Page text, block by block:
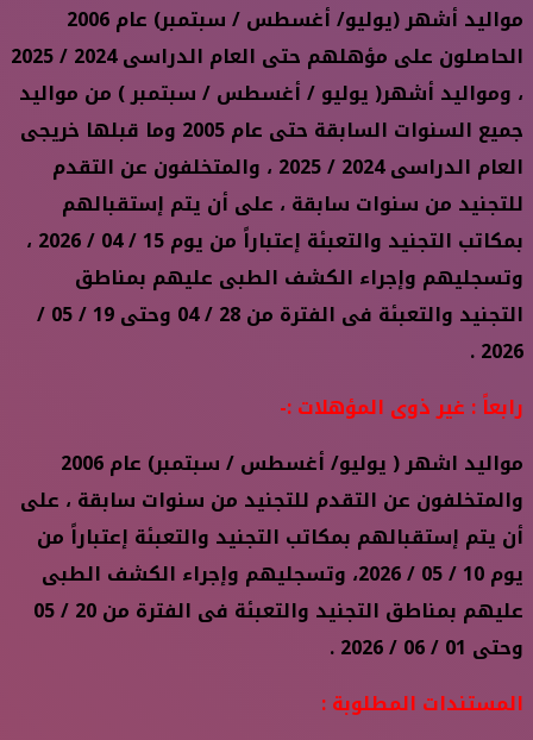
مواليد أشهر (يوليو/ أغسطس / سبتمبر) عام 2006
الحاصلون على مؤهلهم حتى العام الدراسى 2024 / 2025
، ومواليد أشهر( يوليو / أغسطس / سبتمبر ) من مواليد
جميع السنوات السابقة حتى عام 2005 وما قبلها خريجى
العام الدراسى 2024 / 2025 ، والمتخلفون عن التقدم
للتجنيد من سنوات سابقة ، على أن يتم إستقبالهم
بمكاتب التجنيد والتعبئة إعتباراً من يوم 15 / 04 / 2026 ،
وتسجليهم وإجراء الكشف الطبى عليهم بمناطق
التجنيد والتعبئة فى الفترة من 28 / 04 وحتى 19 / 05 /
2026 .
رابعاً : غير ذوى المؤهلات :-
مواليد اشهر ( يوليو/ أغسطس / سبتمبر) عام 2006
والمتخلفون عن التقدم للتجنيد من سنوات سابقة ، على
أن يتم إستقبالهم بمكاتب التجنيد والتعبئة إعتباراً من
يوم 10 / 05 / 2026، وتسجليهم وإجراء الكشف الطبى
عليهم بمناطق التجنيد والتعبئة فى الفترة من 20 / 05
وحتى 01 / 06 / 2026 .
المستندات المطلوبة :